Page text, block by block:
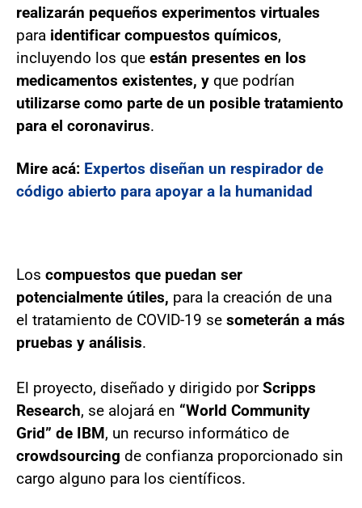
realizarán pequeños experimentos virtuales
para identificar compuestos químicos,
incluyendo los que están presentes en los
medicamentos existentes, y que podrían
utilizarse como parte de un posible tratamiento
para el coronavirus.
Mire acá: Expertos diseñan un respirador de
código abierto para apoyar a la humanidad
Los compuestos que puedan ser
potencialmente útiles, para la creación de una
el tratamiento de COVID-19 se someterán a más
pruebas y análisis.
El proyecto, diseñado y dirigido porScripps
Research, se alojará en “World Community
Grid” de IBM, un recurso informático de
crowdsourcing de confianza proporcionado sin
cargo alguno para los científicos.